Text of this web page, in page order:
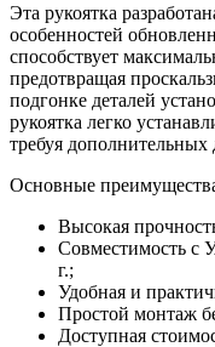
Эта рукоятка
особенностей
способствует
предотвращая
подгонке деталей
рукоятка легко
требуя дополнительных
Основные
Высокая
Совместимость с
г.;
Удобная и
Простой монтаж
Доступная